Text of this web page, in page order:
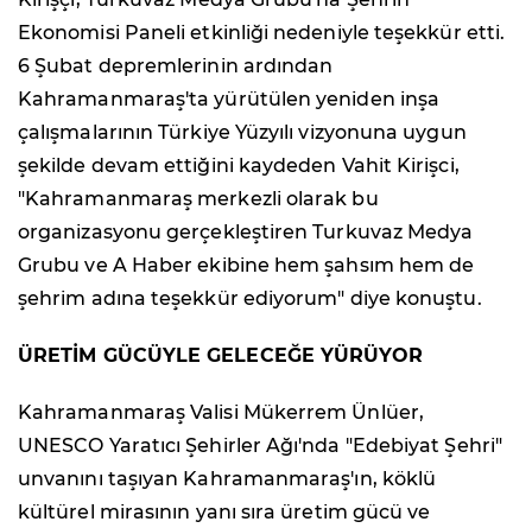
Ekonomisi Paneli etkinliği nedeniyle teşekkür etti.
6 Şubat depremlerinin ardından
Kahramanmaraş'ta yürütülen yeniden inşa
çalışmalarının Türkiye Yüzyılı vizyonuna uygun
şekilde devam ettiğini kaydeden Vahit Kirişci,
"Kahramanmaraş merkezli olarak bu
organizasyonu gerçekleştiren Turkuvaz Medya
Grubu ve A Haber ekibine hem şahsım hem de
şehrim adına teşekkür ediyorum" diye konuştu.
ÜRETİM GÜCÜYLE GELECEĞE YÜRÜYOR
Kahramanmaraş Valisi Mükerrem Ünlüer,
UNESCO Yaratıcı Şehirler Ağı'nda "Edebiyat Şehri"
unvanını taşıyan Kahramanmaraş'ın, köklü
kültürel mirasının yanı sıra üretim gücü ve